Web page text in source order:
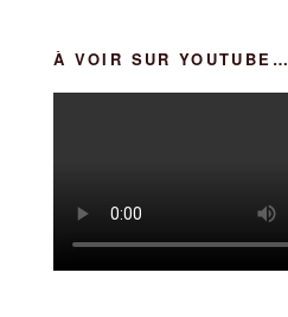
À VOIR SUR YOUTUBE…